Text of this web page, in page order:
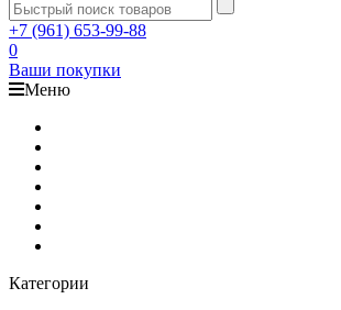
+7 (961) 653-99-88
0
Ваши покупки
Меню
Категории